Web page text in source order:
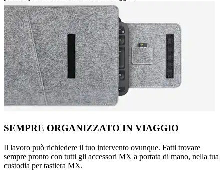
SEMPRE ORGANIZZATO IN VIAGGIO
Il lavoro può richiedere il tuo intervento ovunque. Fatti trovare
sempre pronto con tutti gli accessori MX a portata di mano, nella tua
custodia per tastiera MX.